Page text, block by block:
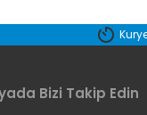
Bizi Takip Edin